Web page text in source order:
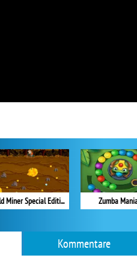
Gold Miner Special Edition Zumba
Kommentare